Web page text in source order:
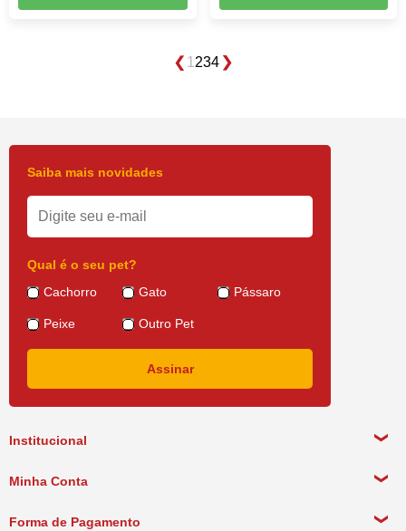
1 234
Institucional
Minha Conta
Forma de Pagamento
Saiba mais novidades
Qual é o seu pet?
Cachorro
Gato Pássaro
Peixe Outro Pet